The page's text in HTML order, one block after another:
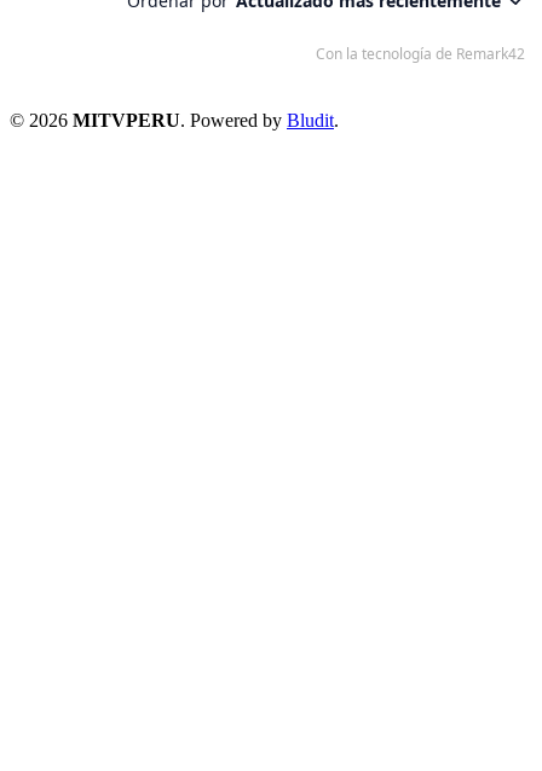
© 2026 MITVPERU. Powered by Bludit.